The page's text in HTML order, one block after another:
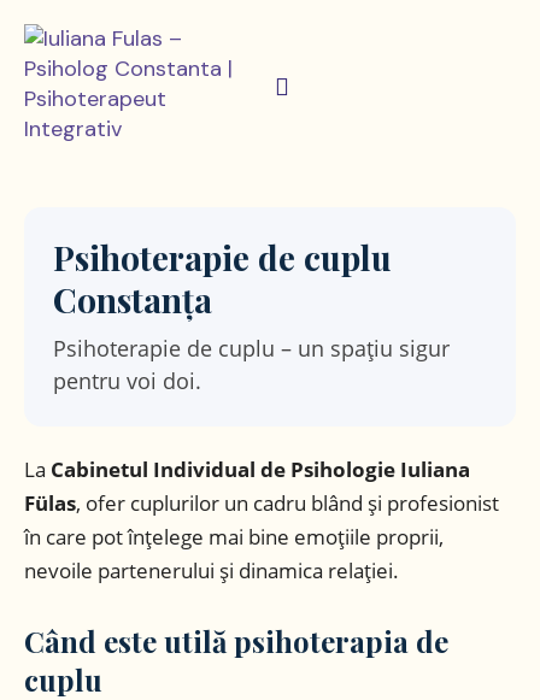
Psihoterapie de cuplu
Constanța
Psihoterapie de cuplu – un spațiu sigur
pentru voi doi.
La Cabinetul Individual de Psihologie Iuliana
Fülas, ofer cuplurilor un cadru blând și profesionist
în care pot înțelege mai bine emoțiile proprii,
nevoile partenerului și dinamica relației.
Când este utilă psihoterapia de
cuplu